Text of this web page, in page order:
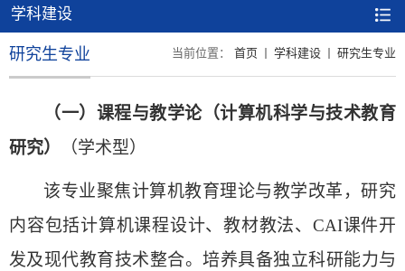
学科建设
当前位置： 首页 学科建设 研究生专业
研究生专业
（一）课程与教学论（计算机科学与技术教育
研究）
（学术型）
该专业聚焦计算机教育理论与教学改革，研究
内容包括计算机课程设计、教材教法、CAI课件开
发及现代教育技术整合。培养具备独立科研能力与